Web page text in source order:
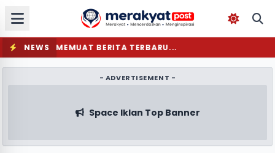
NEWS MEMUAT BERITA TERBARU...
- ADVERTISEMENT -
Space Iklan Top Banner